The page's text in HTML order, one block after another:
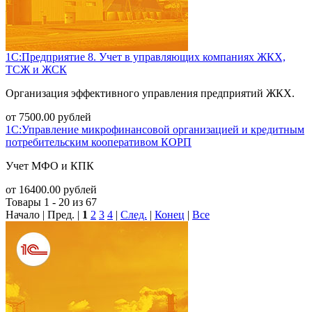
1С:Предприятие 8. Учет в управляющих компаниях ЖКХ,
ТСЖ и ЖСК
Организация эффективного управления предприятий ЖКХ.
от 7500.00 рублей
1С:Управление микрофинансовой организацией и кредитным
потребительским кооперативом КОРП
Учет МФО и КПК
от 16400.00 рублей
Товары 1 - 20 из 67
Начало | Пред. | 1 2 3 4 | След. | Конец | Все